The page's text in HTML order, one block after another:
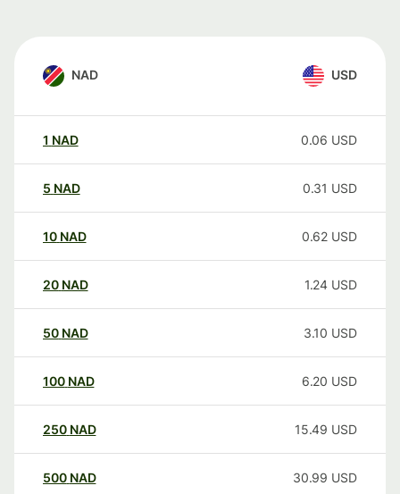
NAD USD
1 NAD 0.06 USD
5 NAD 0.31 USD
10 NAD 0.62 USD
20 NAD 1.24 USD
50 NAD 3.10 USD
100 NAD 6.20 USD
250 NAD 15.49 USD
500 NAD 30.99 USD